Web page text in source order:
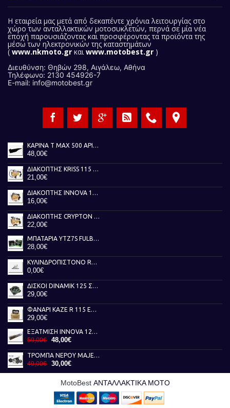
Η εταιρεία μας μετά από δεκαπέντε χρόνια λειτουργίας στο
χώρο των ανταλλακτικών μοτοσυκλετών, περνά σε μία νέα
εποχή παρουσιάζοντας και προσφέροντας τα προϊόντα της
μέσω των ηλεκτρονικών της καταστημάτων
( www.nkmoto.gr και www.motobest.gr )
Διευθύνση: Θηβών 298, Αιγάλεω, Αθήνα
Τηλέφωνο: 2130 454926-7
E-mail: info@motobest.gr
ΚΑΡΙΝΑ T MAX 500 ΑΡΙΣΤΕΡΗ ΜΑΥΡΗ 01-07
48,00€
ΔΙΑΚΟΠΤΗΣ KRISS 115 TOBAKI
21,00€
ΔΙΑΚΟΠΤΗΣ INNOVA 125 TOBAKI
16,00€
ΔΙΑΚΟΠΤΗΣ CRYPTON X 135 TOBAKI
22,00€
ΜΠΑΤΑΡΙΑ YTZ7S FULBAT
28,00€
ΚΥΛΙΝΔΡΟΠΙΣΤΟΝΟ RUNNER 50 AKEBBO
0,00€
ΔΙΣΚΟΙ DINAMIK 125 ΣΥΜΠΛΕΚΤΗ NEWFREN
29,00€
ΦΑΝΑΡΙ KAZE R 115 ΕΜΠΡΟΣ ΓΝΗΣΙΟ
29,00€
ΕΞΑΤΜΙΣΗ INNOVA 125 FEDERAL
59,00€ 48,00€
ΤΡΟΜΠΑ ΝΕΡΟΥ MAJESTY 400 RMS
49,00€ 30,00€
MotoBest ΑΝΤΑΛΛΑΚΤΙΚΑ ΜΟΤΟ